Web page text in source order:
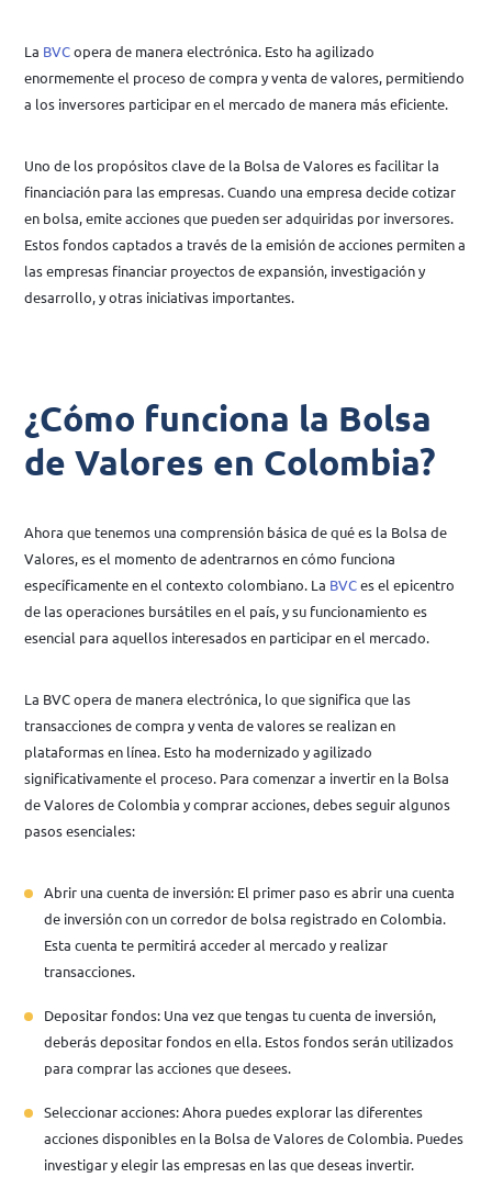
La BVCopera de manera electrónica. Esto ha agilizado
enormemente el proceso de compra y venta de valores, permitiendo
a los inversores participar en el mercado de manera más eficiente.
Uno de los propósitos clave de la Bolsa de Valores es facilitar la
financiación para las empresas. Cuando una empresa decide cotizar
en bolsa, emite acciones que pueden ser adquiridas por inversores.
Estos fondos captados a través de la emisión de acciones permiten a
las empresas financiar proyectos de expansión, investigación y
desarrollo, y otras iniciativas importantes.
¿Cómo funciona la Bolsa
de Valores en Colombia?
Ahora que tenemos una comprensión básica de qué es la Bolsa de
Valores, es el momento de adentrarnos en cómo funciona
específicamente en el contexto colombiano. La BVCes el epicentro
de las operaciones bursátiles en el país, y su funcionamiento es
esencial para aquellos interesados en participar en el mercado.
La BVC opera de manera electrónica, lo que significa que las
transacciones de compra y venta de valores se realizan en
plataformas en línea. Esto ha modernizado y agilizado
significativamente el proceso. Para comenzar a invertir en la Bolsa
de Valores de Colombia y comprar acciones, debes seguir algunos
pasos esenciales:
Abrir una cuenta de inversión: El primer paso es abrir una cuenta
de inversión con un corredor de bolsa registrado en Colombia.
Esta cuenta te permitirá acceder al mercado y realizar
transacciones.
Depositar fondos: Una vez que tengas tu cuenta de inversión,
deberás depositar fondos en ella. Estos fondos serán utilizados
para comprar las acciones que desees.
Seleccionar acciones: Ahora puedes explorar las diferentes
acciones disponibles en la Bolsa de Valores de Colombia. Puedes
investigar y elegir las empresas en las que deseas invertir.